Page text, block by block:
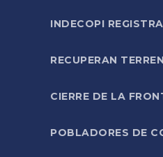
INDECOPI
RECUPERAN
CIERRE DE LA
POBLADORES DE